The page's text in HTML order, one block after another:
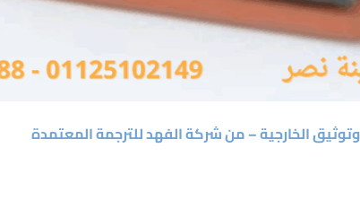
الخارجية – من شركة الفهد للترجمة المعتمدة